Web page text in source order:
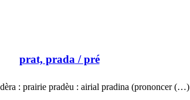
prat, prada/ pré
: prairie pradèu : airial pradina (prononcer (…)